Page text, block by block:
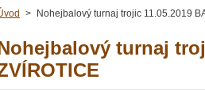
> Nohejbalový turnaj trojic 11.05.2019
turnaj